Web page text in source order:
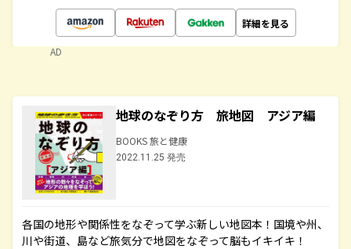
詳細を見る
AD
地球のなぞり方 旅地図 アジア編
BOOKS 旅と健康
2022.11.25 発売
各国の地形や関係性をなぞって学ぶ新しい地図本！国境や州、
川や街道、島など旅気分で地図をなぞって脳もイキイキ！